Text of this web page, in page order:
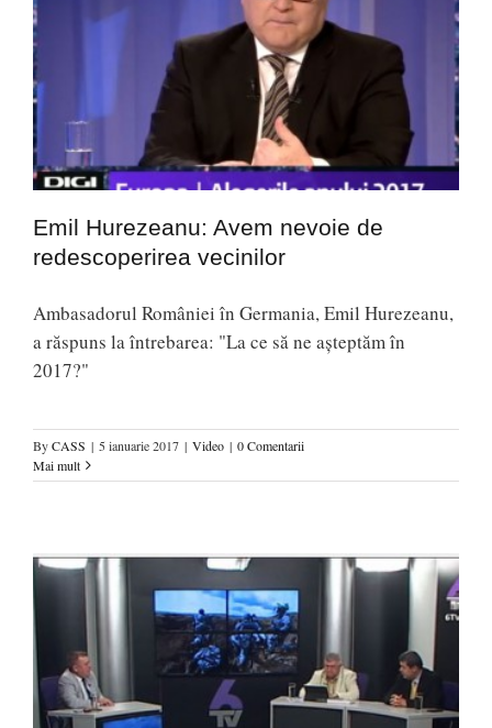
Emil Hurezeanu: Avem nevoie de
redescoperirea vecinilor
Ambasadorul României în Germania, Emil Hurezeanu,
a răspuns la întrebarea: "La ce să ne așteptăm în
2017?"
ByCASS | 5 ianuarie 2017 | Video | 0 Comentarii
Mai mult